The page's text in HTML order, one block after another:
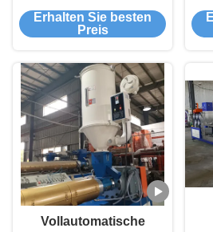
vollautomatische PP-
Gürtel-Produktionslinie
Kapazität für das
Kunststoffrecycling
Erhalten Sie besten
Preis
Vollautomatische